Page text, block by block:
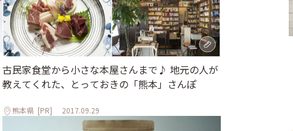
古民家食堂から小さな本屋さんまで♪ 地元の人が
教えてくれた、とっておきの「熊本」さんぽ
熊本県 [PR] 2017.09.29